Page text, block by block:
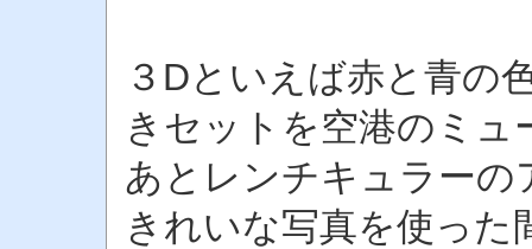
３Dといえば赤と青の
きセットを空港のミ
あとレンチキュラー
きれいな写真を使った